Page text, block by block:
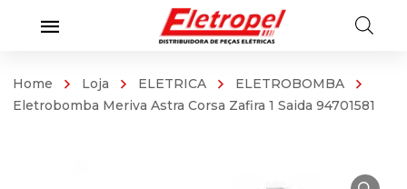
Home Loja ELETRICA
ELETROBOMBA
Eletrobomba Meriva Astra Corsa Zafira 1 Saida 94701581